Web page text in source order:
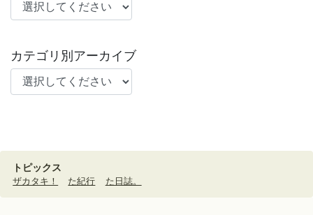
カテゴリ別アーカイブ
トピックス
ザカタキ！ た紀行 た日誌。